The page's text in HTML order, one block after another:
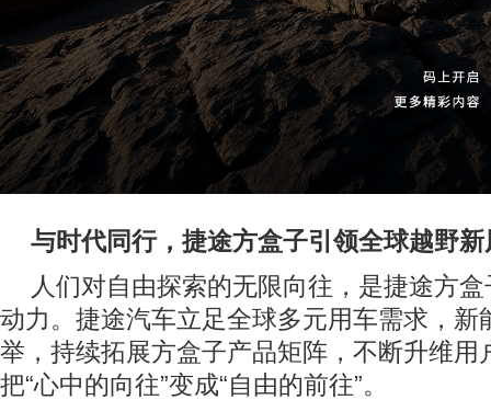
与时代同行，捷途方盒子引领全球越野新
人们对自由探索的无限向往，是捷途方
动力。捷途汽车立足全球多元用车需求，新
举，持续拓展方盒子产品矩阵，不断升维用
把“心中的向往”变成“自由的前往”。